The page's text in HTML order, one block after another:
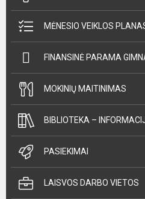
MĖNESIO VEIKLOS
FINANSINĖ PARAMA
MOKINIŲ MAITINIMAS
BIBLIOTEKA –
PASIEKIMAI
LAISVOS DARBO VIETOS